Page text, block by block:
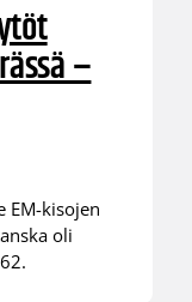
–
EM-kisojen
oli